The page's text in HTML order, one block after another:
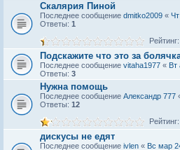
Скалярия Пиной
Последнее сообщение dmitko2009 «
Ответы: 1
Подскажите что это за
Последнее сообщение vitaha1977 « Вт
Ответы: 3
Нужна помощь
Последнее сообщение Александр 777
Ответы: 12
дискусы не едят
Последнее сообщение ivlen « Вс мар